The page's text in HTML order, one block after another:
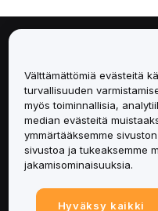
Palvelut
Tuki
Tuotteet
Lakiasiat
Välttämättömiä evästeitä
turvallisuuden
myös toiminnallisia,
median evästeitä
ymmärtääksemme
sivustoa ja tukeaksemme
jakamisominaisuuksia.
Hyväksy kaikki